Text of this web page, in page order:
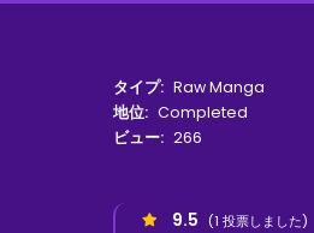
タイプ: Raw Manga
地位: Completed
ビュー: 266
9.5 (1 投票しました)